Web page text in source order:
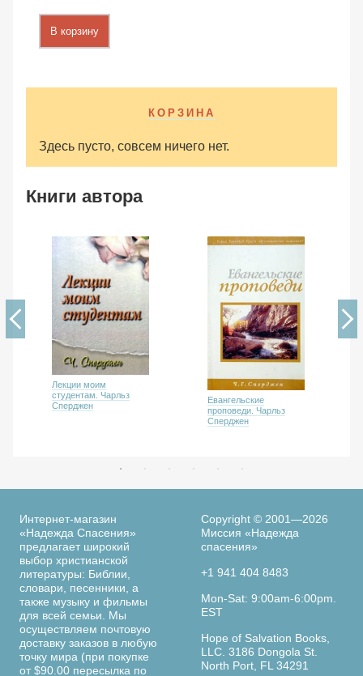
В корзину
КОРЗИНА
Здесь пусто, совсем ничего нет.
Книги автора
Лекции моим
студентам. Чарльз
Сперджен
Евангельские
проповеди. Чарльз
Сперджен
Интернет-магазин
«Надежда Спасения»
предлагает широкий
выбор христианской
литературы: Библии,
словари, песенники, а
также музыку и фильмы
для всей семьи. Мы
осуществляем почтовую
доставку заказов в любую
точку мира (при покупке
от $90.00 пересылка по
Copyright © 2001—2026
Миссия «Надежда
спасения»
+1 941 404 8483
Mon-Sat: 9:00am-6:00pm.
EST
Hope of Salvation Books,
LLC. 3186 Dongola St.
North Port, FL 34291